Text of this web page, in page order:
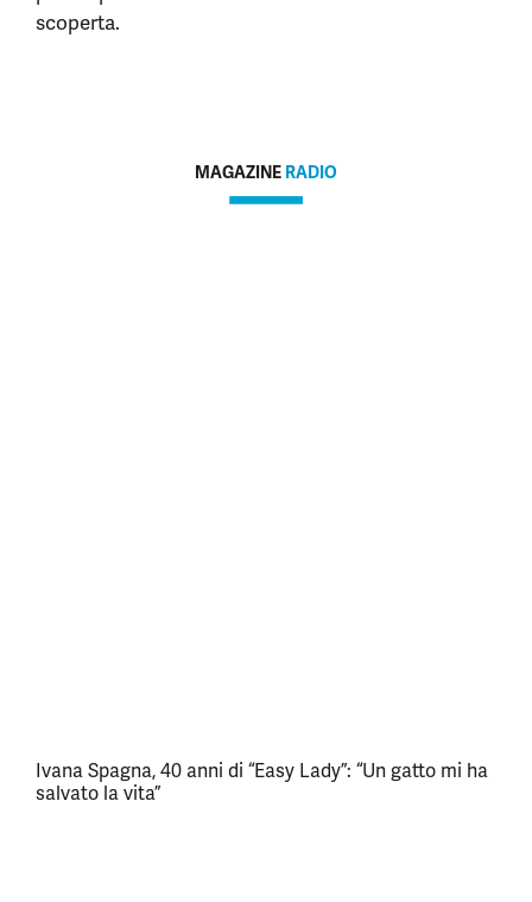
scoperta.
MAGAZINE RADIO
Ivana Spagna, 40 anni di “Easy Lady”: “Un gatto mi ha
salvato la vita”